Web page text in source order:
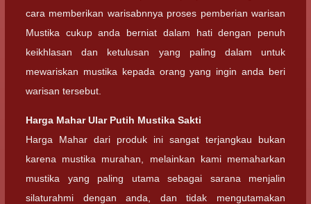
cara memberikan warisabnnya proses pemberian warisan
Mustika cukup anda berniat dalam hati dengan penuh
keikhlasan dan ketulusan yang paling dalam untuk
mewariskan mustika kepada orang yang ingin anda beri
warisan tersebut.
Harga MaharUlar Putih Mustika Sakti
Harga Mahar dari produk ini sangat terjangkau bukan
karena mustika murahan, melainkan kami memaharkan
mustika yang paling utama sebagai sarana menjalin
silaturahmi dengan anda, dan tidak mengutamakan